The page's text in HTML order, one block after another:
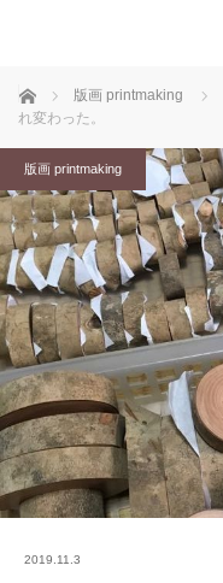
ホーム 版画 printmaking
れ変わった。
版画 printmaking
2019.11.3